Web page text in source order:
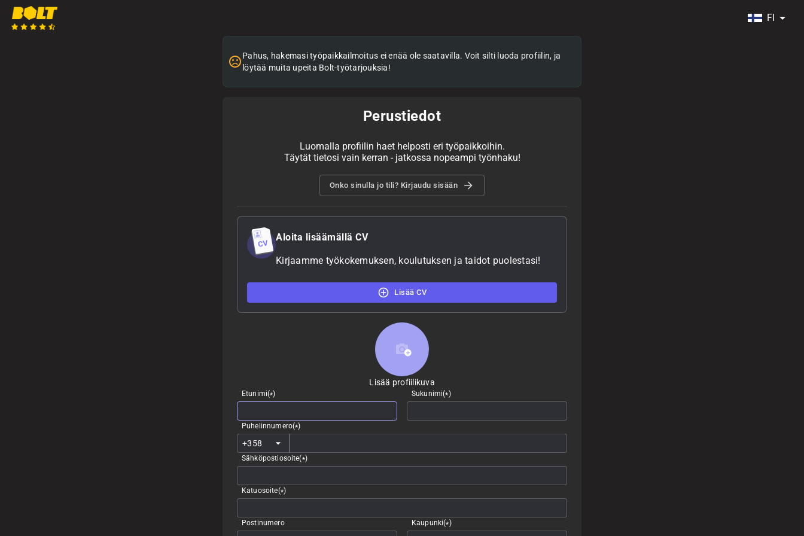
FI
Pahus, hakemasi työpaikkailmoitus ei enää ole saatavilla. Voit silti luoda profiilin, ja
löytää muita upeita Bolt-työtarjouksia!
Perustiedot
Luomalla profiilin haet helposti eri työpaikkoihin.
Täytät tietosi vain kerran - jatkossa nopeampi työnhaku!
Onko sinulla jo tili? Kirjaudu sisään
Aloita lisäämällä CV
Kirjaamme työkokemuksen, koulutuksen ja taidot puolestasi!
Lisää CV
Lisää profiilikuva
Lisää profiilikuva
Etunimi(*) Sukunimi(*)
Puhelinnumero(*)
Sähköpostiosoite(*)
Katuosoite(*)
Postinumero Kaupunki(*)